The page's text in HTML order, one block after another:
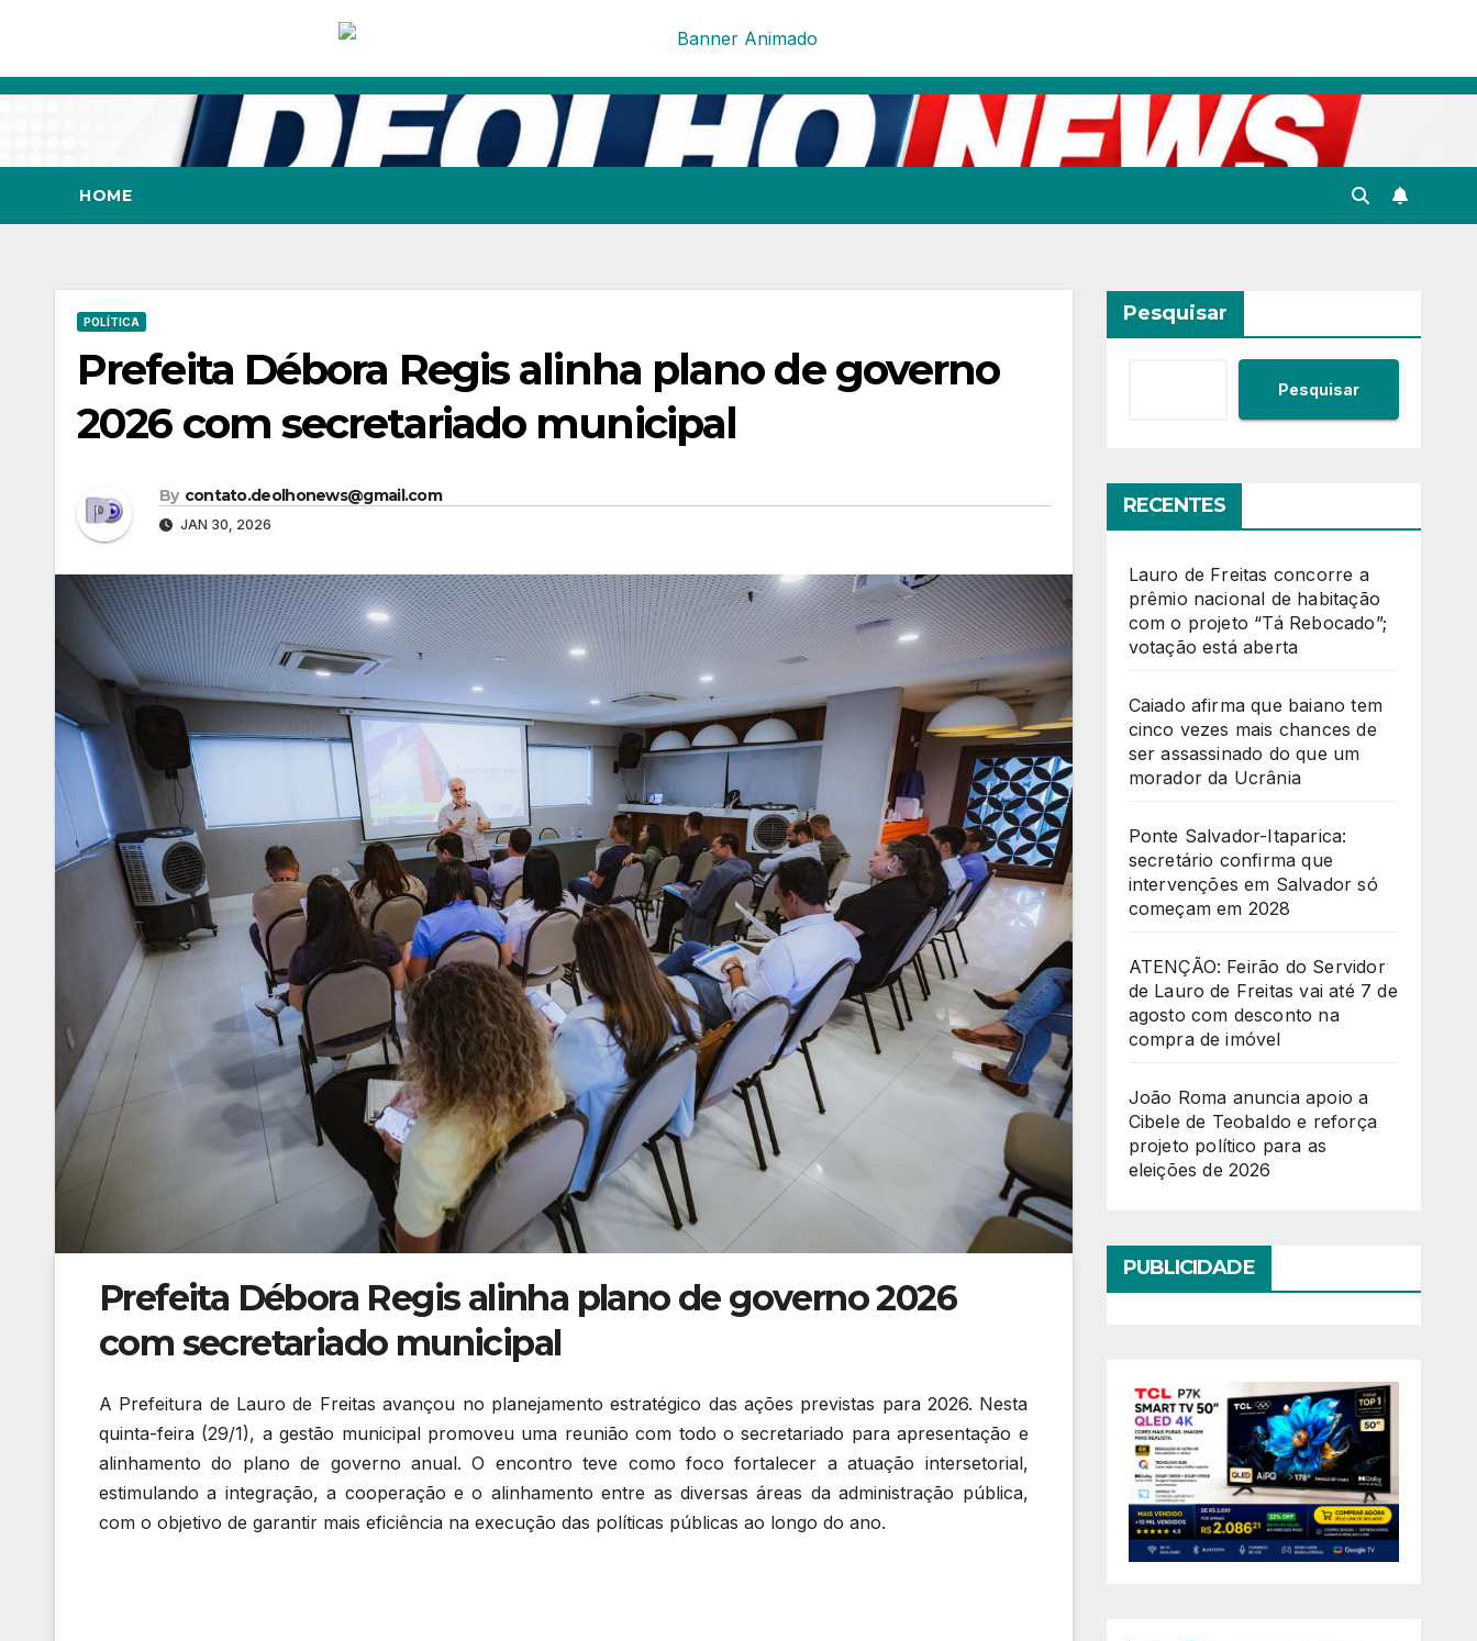
Skip
HOME
POLÍTICA
Prefeita Débora Regis alinha plano de governo
2026 com secretariado municipal
By contato.deolhonews@gmail.com
JAN 30, 2026
Prefeita Débora Regis alinha plano de governo 2026
com secretariado municipal
A Prefeitura de Lauro de Freitas avançou no planejamento estratégico das ações previstas para 2026. Nesta
quinta-feira (29/1), a gestão municipal promoveu uma reunião com todo o secretariado para apresentação e
alinhamento do plano de governo anual. O encontro teve como foco fortalecer a atuação intersetorial,
estimulando a integração, a cooperação e o alinhamento entre as diversas áreas da administração pública,
com o objetivo de garantir mais eficiência na execução das políticas públicas ao longo do ano.
Pesquisar
Pesquisar
RECENTES
Lauro de Freitas concorre a
prêmio nacional de habitação
com o projeto “Tá Rebocado”;
votação está aberta
Caiado afirma que baiano tem
cinco vezes mais chances de
ser assassinado do que um
morador da Ucrânia
Ponte Salvador-Itaparica:
secretário confirma que
intervenções em Salvador só
começam em 2028
ATENÇÃO: Feirão do Servidor
de Lauro de Freitas vai até 7 de
agosto com desconto na
compra de imóvel
João Roma anuncia apoio a
Cibele de Teobaldo e reforça
projeto político para as
eleições de 2026
PUBLICIDADE